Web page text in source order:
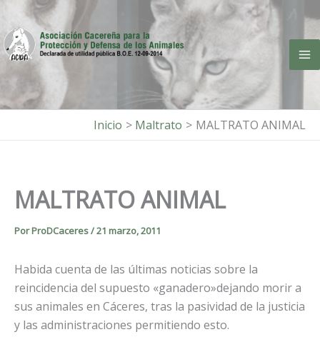
contenido
Inicio Maltrato MALTRATO ANIMAL
MALTRATO ANIMAL
PorProDCaceres/21 marzo, 2011
Habida cuenta de las últimas noticias sobre la
reincidencia del supuesto «ganadero»dejando morir a
sus animales en Cáceres, tras la pasividad de la justicia
y las administraciones permitiendo esto.